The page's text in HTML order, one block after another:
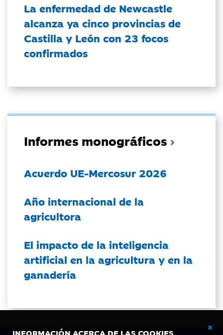
INFORMACIÓN ACERCA DE LAS COOKIES
La enfermedad de Newcastle
alcanza ya cinco provincias de
Castilla y León con 23 focos
confirmados
Informes monográficos
Acuerdo UE-Mercosur 2026
Año internacional de la
agricultora
El impacto de la inteligencia
artificial en la agricultura y en la
ganadería